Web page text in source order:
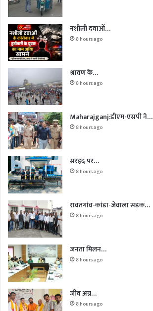
नशीली दवाओं…
8 hours ago
श्रावण के…
8 hours ago
Maharajganj:डीएम-एसपी ने…
8 hours ago
सरहद पर…
8 hours ago
रावतगांव-कांडा-जेवाला सड़क…
8 hours ago
जनता मिलन…
8 hours ago
जीव अन्न…
8 hours ago